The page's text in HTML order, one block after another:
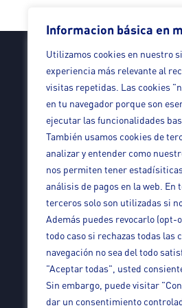
Informacion básica en
Utilizamos cookies en nuestro
experiencia más relevante al
visitas repetidas. Las cookies
en tu navegador porque son
ejecutar las funcionalidades
También usamos cookies de
analizar y entender como
nos permiten tener
análisis de pagos en la web. En
terceros solo son utilizadas si
Además puedes revocarlo (opt-
todo caso si rechazas todas las
navegación no sea del todo
"Aceptar todas", usted
Informacion básica en
Utilizamos cookies en nuestro
experiencia más relevante al
visitas repetidas. Las cookies
en tu navegador porque son
ejecutar las funcionalidades
También usamos cookies de
analizar y entender como
nos permiten tener
análisis de pagos en la web. En
terceros solo son utilizadas si
Además puedes revocarlo (opt-
todo caso si rechazas todas las
navegación no sea del todo
"Aceptar todas", usted
Sin embargo, puede visitar
dar un consentimiento
Legal
Aviso Legal
Política de
Condiciones de
Política de cookies